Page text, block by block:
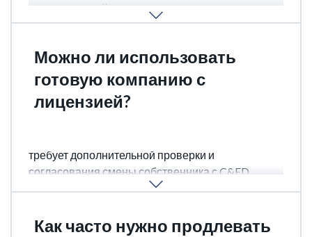
документацией.
Можно ли использовать
готовую компанию с
лицензией?
требует дополнительной проверки и
согласования смены собственника с C&ED.
Как часто нужно продлевать